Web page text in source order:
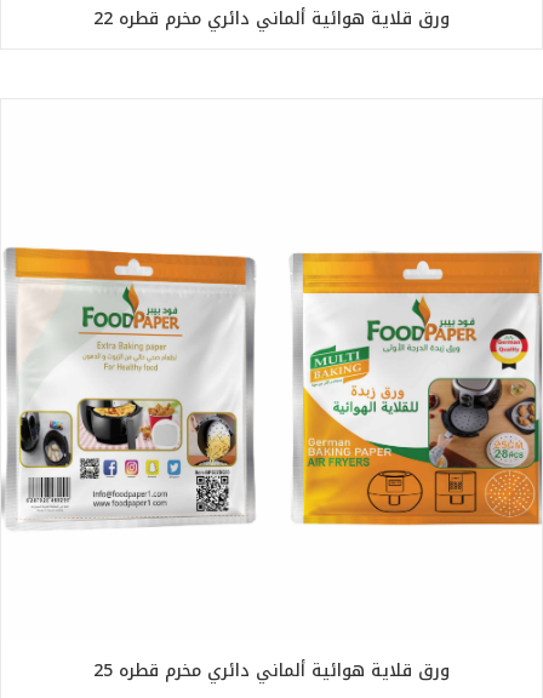
ورق قلاية هوائية ألماني دائري مخرم قطره 22
ورق قلاية هوائية ألماني دائري مخرم قطره 25